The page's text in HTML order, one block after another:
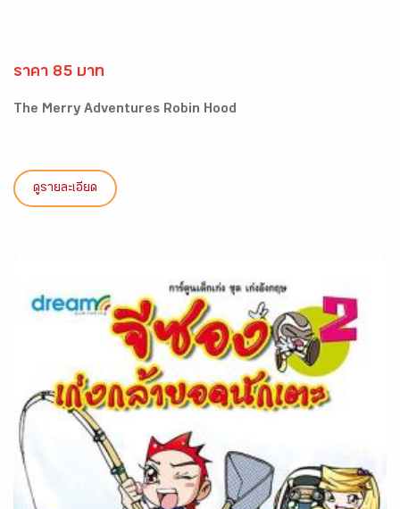
ราคา 85 บาท
The Merry Adventures Robin Hood
ดูรายละเอียด